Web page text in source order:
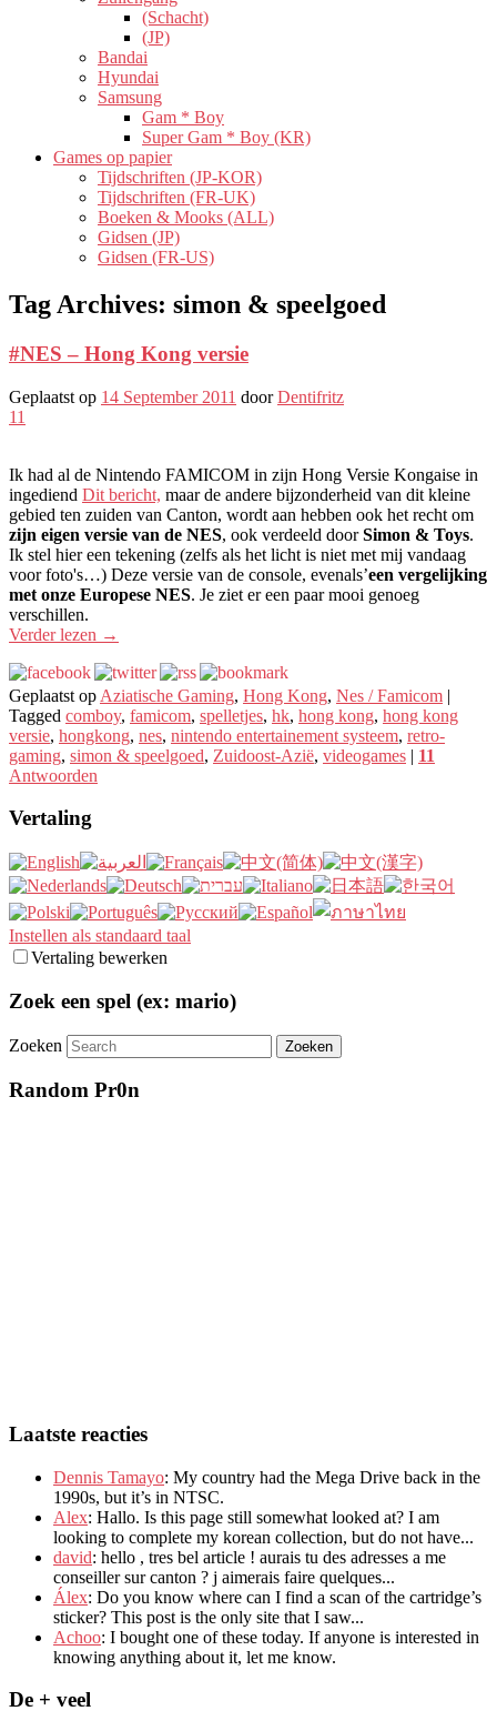
(Schacht)
(JP)
Bandai
Hyundai
Samsung
Gam * Boy
Super Gam * Boy (KR)
Games op papier
Tijdschriften (JP-KOR)
Tijdschriften (FR-UK)
Boeken & Mooks (ALL)
Gidsen (JP)
Gidsen (FR-US)
Tag Archives: simon & speelgoed
#NES – Hong Kong versie
Geplaatst op 14 September 2011 doorDentifritz
11
Ik had al de Nintendo FAMICOM in zijn Hong Versie Kongaise in
ingediend Dit bericht, maar de andere bijzonderheid van dit kleine
gebied ten zuiden van Canton, wordt aan hebben ook het recht om
zijn eigen versie van de NES, ook verdeeld doorSimon & Toys.
Ik stel hier een tekening (zelfs als het licht is niet met mij vandaag
voor foto's…) Deze versie van de console, evenals’een vergelijking
met onze Europese NES. Je ziet er een paar mooi genoeg
verschillen.
Verder lezen →
Geplaatst op Aziatische Gaming, Hong Kong, Nes / Famicom |
Tagged comboy, famicom, spelletjes, hk, hong kong, hong kong
versie, hongkong, nes, nintendo entertainement systeem, retro-
gaming, simon & speelgoed, Zuidoost-Azië, videogames | 11
Antwoorden
Vertaling
Instellen als standaard taal
Vertaling bewerken
Zoek een spel (ex: mario)
Zoeken
Random Pr0n
Laatste reacties
Dennis Tamayo: My country had the Mega Drive back in the
1990s, but it’s in NTSC.
Alex: Hallo. Is this page still somewhat looked at? I am
looking to complete my korean collection, but do not have...
david: hello , tres bel article ! aurais tu des adresses a me
conseiller sur canton ? j aimerais faire quelques...
Álex: Do you know where can I find a scan of the cartridge’s
sticker? This post is the only site that I saw...
Achoo: I bought one of these today. If anyone is interested in
knowing anything about it, let me know.
De + veel